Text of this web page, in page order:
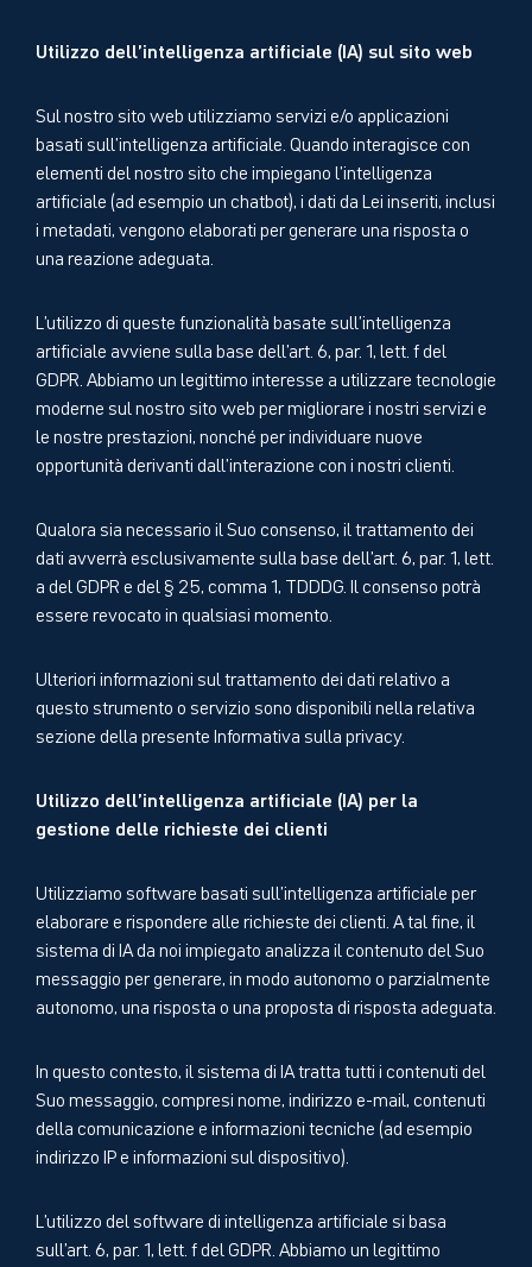
Utilizzo dell’intelligenza artificiale (IA) sul sito web
Sul nostro sito web utilizziamo servizi e/o applicazioni
basati sull’intelligenza artificiale. Quando interagisce con
elementi del nostro sito che impiegano l’intelligenza
artificiale (ad esempio un chatbot), i dati da Lei inseriti, inclusi
i metadati, vengono elaborati per generare una risposta o
una reazione adeguata.
L’utilizzo di queste funzionalità basate sull’intelligenza
artificiale avviene sulla base dell’art. 6, par. 1, lett. f del
GDPR. Abbiamo un legittimo interesse a utilizzare tecnologie
moderne sul nostro sito web per migliorare i nostri servizi e
le nostre prestazioni, nonché per individuare nuove
opportunità derivanti dall’interazione con i nostri clienti.
Qualora sia necessario il Suo consenso, il trattamento dei
dati avverrà esclusivamente sulla base dell’art. 6, par. 1, lett.
a del GDPR e del § 25, comma 1, TDDDG. Il consenso potrà
essere revocato in qualsiasi momento.
Ulteriori informazioni sul trattamento dei dati relativo a
questo strumento o servizio sono disponibili nella relativa
sezione della presente Informativa sulla privacy.
Utilizzo dell’intelligenza artificiale (IA) per la
gestione delle richieste dei clienti
Utilizziamo software basati sull’intelligenza artificiale per
elaborare e rispondere alle richieste dei clienti. A tal fine, il
sistema di IA da noi impiegato analizza il contenuto del Suo
messaggio per generare, in modo autonomo o parzialmente
autonomo, una risposta o una proposta di risposta adeguata.
In questo contesto, il sistema di IA tratta tutti i contenuti del
Suo messaggio, compresi nome, indirizzo e-mail, contenuti
della comunicazione e informazioni tecniche (ad esempio
indirizzo IP e informazioni sul dispositivo).
L’utilizzo del software di intelligenza artificiale si basa
sull’art. 6, par. 1, lett. f del GDPR. Abbiamo un legittimo